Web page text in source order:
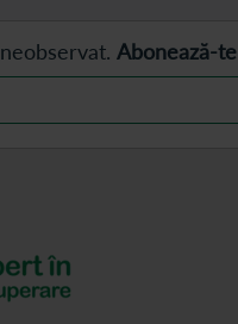
neobservat. Abonează-te